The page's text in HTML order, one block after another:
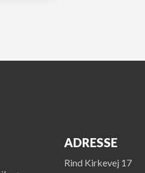
ADRESSE
Rind Kirkevej 17